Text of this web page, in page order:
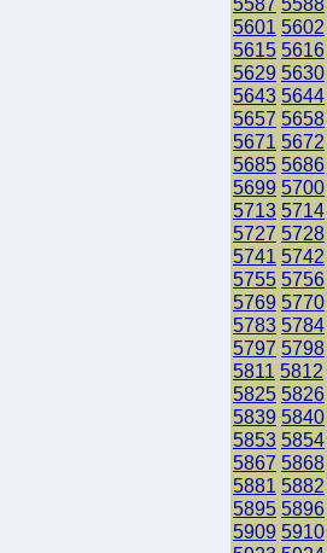
5601 5602
5615 5616
5629 5630
5643 5644
5657 5658
5671 5672
5685 5686
5699 5700
5713 5714
5727 5728
5741 5742
5755 5756
5769 5770
5783 5784
5797 5798
5811 5812
5825 5826
5839 5840
5853 5854
5867 5868
5881 5882
5895 5896
5909 5910